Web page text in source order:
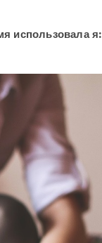
использовала я: